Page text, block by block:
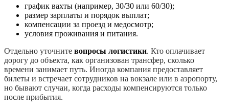
график вахты (например, 30/30 или 60/30);
размер зарплаты и порядок выплат;
компенсации за проезд и медосмотр;
условия проживания и питания.
Отдельно уточните вопросы логистики. Кто оплачивает
дорогу до объекта, как организован трансфер, сколько
времени занимает путь. Иногда компания предоставляет
билеты и встречает сотрудников на вокзале или в аэропорту,
но бывают случаи, когда расходы компенсируются только
после прибытия.